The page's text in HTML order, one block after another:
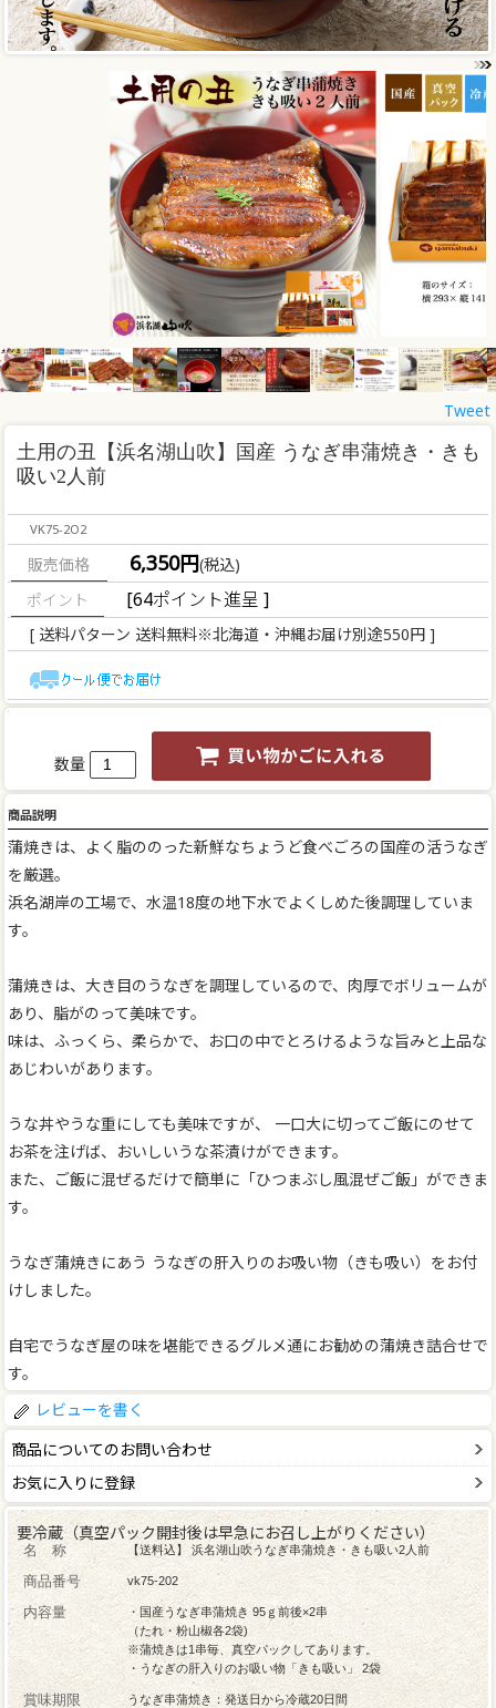
Tweet
土用の丑【浜名湖山吹】国産 うなぎ串蒲焼き・きも
吸い2人前
VK75-2O2
販売価格 6,350円(税込)
[64ポイント進呈 ]
[ 送料パターン 送料無料※北海道・沖縄お届け別途550円 ]
数量
商品説明
蒲焼きは、よく脂ののった新鮮なちょうど食べごろの国産の活うなぎ
を厳選。
浜名湖岸の工場で、水温18度の地下水でよくしめた後調理していま
す。
蒲焼きは、大き目のうなぎを調理しているので、肉厚でボリュームが
あり、脂がのって美味です。
味は、ふっくら、柔らかで、お口の中でとろけるような旨みと上品な
あじわいがあります。
うな丼やうな重にしても美味ですが、 一口大に切ってご飯にのせて
お茶を注げば、おいしいうな茶漬けができます。
また、ご飯に混ぜるだけで簡単に「ひつまぶし風混ぜご飯」ができま
す。
うなぎ蒲焼きにあう うなぎの肝入りのお吸い物（きも吸い）をお付
けしました。
自宅でうなぎ屋の味を堪能できるグルメ通にお勧めの蒲焼き詰合せで
す。
レビューを書く
商品についてのお問い合わせ
お気に入りに登録
要冷蔵（真空パック開封後は早急にお召し上がりください）
名 称 【送料込】 浜名湖山吹うなぎ串蒲焼き・きも吸い2人前
商品番号 vk75-202
内容量
・国産うなぎ串蒲焼き 95ｇ前後×2串
（たれ・粉山椒各2袋)
※蒲焼きは1串毎、真空パックしてあります。
・うなぎの肝入りのお吸い物「きも吸い」 2袋
賞味期限 うなぎ串蒲焼き：発送日から冷蔵20日間